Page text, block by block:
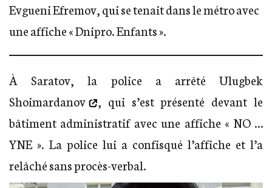
Evgueni Efremov, qui se tenait dans le métro avec
une affiche « Dnipro. Enfants ».
À Saratov, la police a arrêté Ulugbek
Shoimardanov
, qui s’est présenté devant le
bâtiment administratif avec une affiche « NO …
YNE ». La police lui a confisqué l’affiche et l’a
relâché sans procès-verbal.